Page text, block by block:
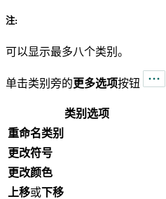
注:
可以显示最多八个类别。
单击类别旁的更多选项按钮
类别选项
重命名类别
更改符号
更改颜色
上移或下移